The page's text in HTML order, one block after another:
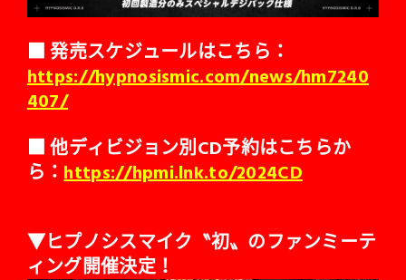
■ 発売スケジュールはこちら：
https://hypnosismic.com/news/hm7240
407/
■ 他ディビジョン別CD予約はこちらか
ら： https://hpmi.lnk.to/2024CD
▼ヒプノシスマイク〝初〟のファンミーテ
ィング開催決定！